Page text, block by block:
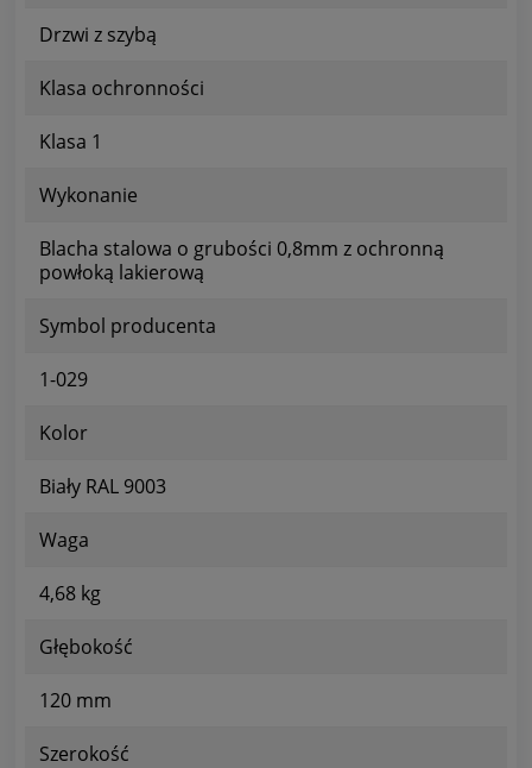
Drzwi z szybą
Klasa ochronności
Klasa 1
Wykonanie
Blacha stalowa o grubości 0,8mm z ochronną
powłoką lakierową
Symbol producenta
1-029
Kolor
Biały RAL 9003
Waga
4,68 kg
Głębokość
120 mm
Szerokość